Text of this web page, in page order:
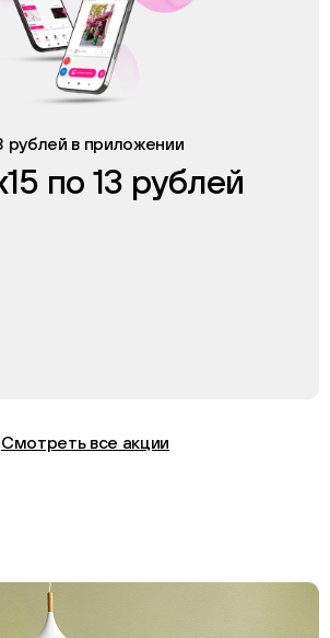
рублей в приложении
по 13 рублей
Смотреть все акции